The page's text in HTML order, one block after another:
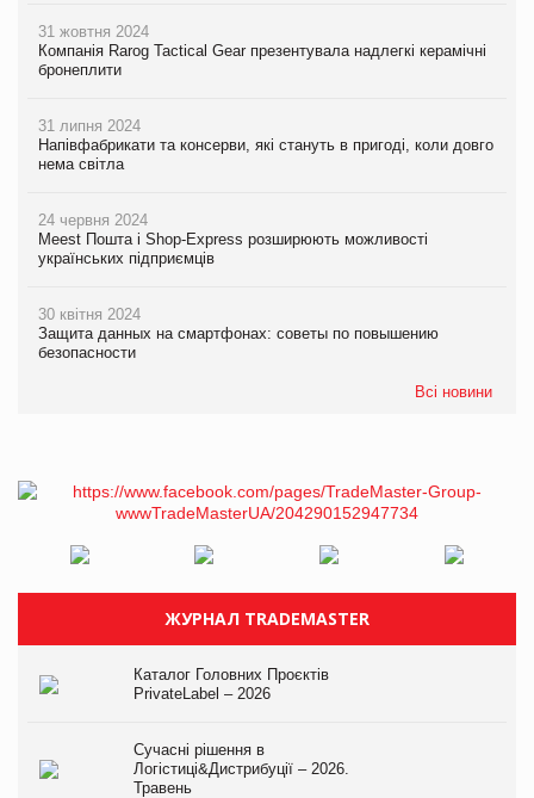
31 жовтня 2024
Компанія Rarog Tactical Gear презентувала надлегкі керамічні
бронеплити
31 липня 2024
Напівфабрикати та консерви, які стануть в пригоді, коли довго
нема світла
24 червня 2024
Meest Пошта і Shop-Express розширюють можливості
українських підприємців
30 квітня 2024
Защита данных на смартфонах: советы по повышению
безопасности
Всі новини
ЖУРНАЛ TRADEMASTER
Каталог Головних Проєктів
PrivateLabel – 2026
Сучасні рішення в
Логістиці&Дистрибуції – 2026.
Травень